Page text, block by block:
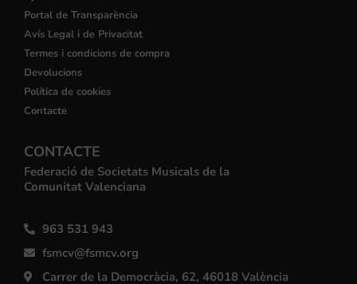
Portal de Transparència
Avís Legal i de Privacitat
Termes i condicions de compra
Devolucions
Política de cookies
Contacte
CONTACTE
Federació de Societats Musicals de la
Comunitat Valenciana
963 531 943
fsmcv@fsmcv.org
Carrer de la Democràcia, 62, 46018 València